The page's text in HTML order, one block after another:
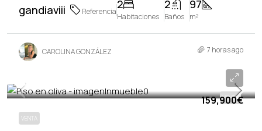
gandiaviii Referencia
2
Habitaciones
2
Baños
97
m²
CAROLINA GONZÁLEZ 7 horas ago
VENTA
159,900€
VENTA
159,900€